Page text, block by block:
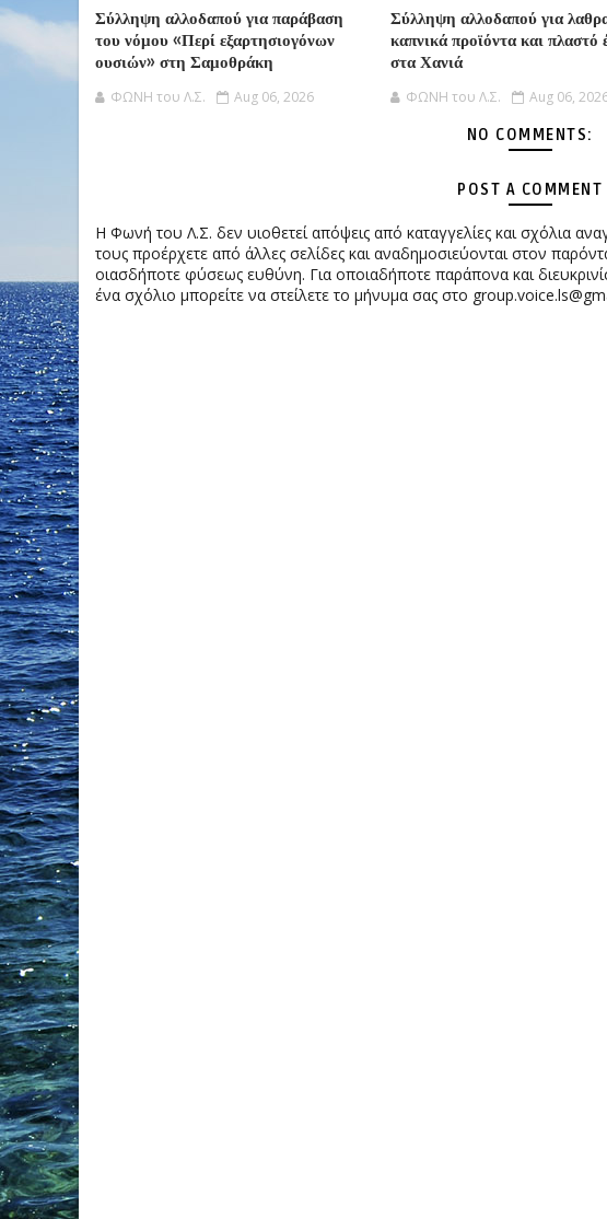
Σύλληψη αλλοδαπού για παράβαση
του νόμου «Περί εξαρτησιογόνων
ουσιών» στη Σαμοθράκη
ΦΩΝΗ του Λ.Σ. Aug 06, 2026
Σύλληψη αλλοδαπού για
καπνικά προϊόντα και πλαστό
στα Χανιά
ΦΩΝΗ του Λ.Σ. Aug 06,
NO COMMENTS:
POST A COMMENT
Η Φωνή του Λ.Σ. δεν υιοθετεί απόψεις από καταγγελίες και σχόλια
τους προέρχετε από άλλες σελίδες και αναδημοσιεύονται στον
οιασδήποτε φύσεως ευθύνη. Για οποιαδήποτε παράπονα και
ένα σχόλιο μπορείτε να στείλετε το μήνυμα σας στο